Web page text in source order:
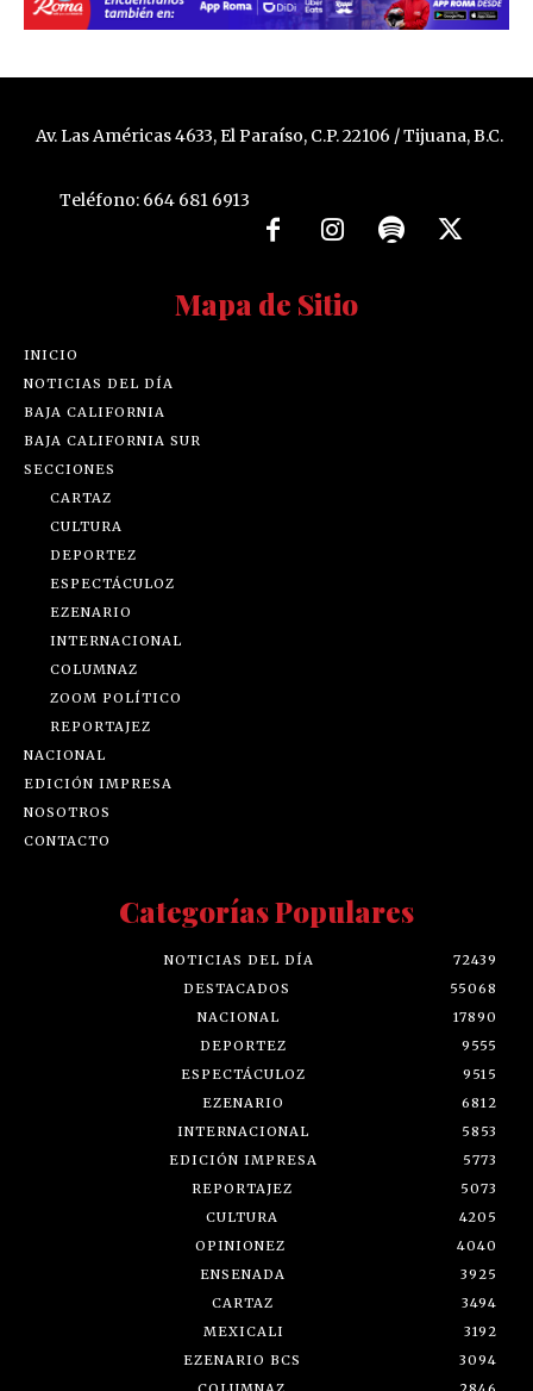
Av. Las Américas 4633, El Paraíso, C.P. 22106 / Tijuana, B.C.
Teléfono: 664 681 6913
Mapa de Sitio
INICIO
NOTICIAS DEL DÍA
BAJA CALIFORNIA
BAJA CALIFORNIA SUR
SECCIONES
CARTAZ
CULTURA
DEPORTEZ
ESPECTÁCULOZ
EZENARIO
INTERNACIONAL
COLUMNAZ
ZOOM POLÍTICO
REPORTAJEZ
NACIONAL
EDICIÓN IMPRESA
NOSOTROS
CONTACTO
Categorías Populares
NOTICIAS DEL DÍA
72439
DESTACADOS
55068
NACIONAL
17890
DEPORTEZ
9555
ESPECTÁCULOZ
9515
EZENARIO
6812
INTERNACIONAL
5853
EDICIÓN IMPRESA
5773
REPORTAJEZ
5073
CULTURA
4205
OPINIONEZ
4040
ENSENADA
3925
CARTAZ
3494
MEXICALI
3192
EZENARIO BCS
3094